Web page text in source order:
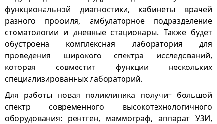
функциональной диагностики, кабинеты врачей
разного профиля, амбулаторное подразделение
стоматологии и дневные стационары. Также будет
обустроена комплексная лаборатория для
проведения широкого спектра исследований,
которая совместит функции нескольких
специализированных лабораторий.
Для работы новая поликлиника получит большой
спектр современного высокотехнологичного
оборудования: рентген, маммограф, аппарат УЗИ,